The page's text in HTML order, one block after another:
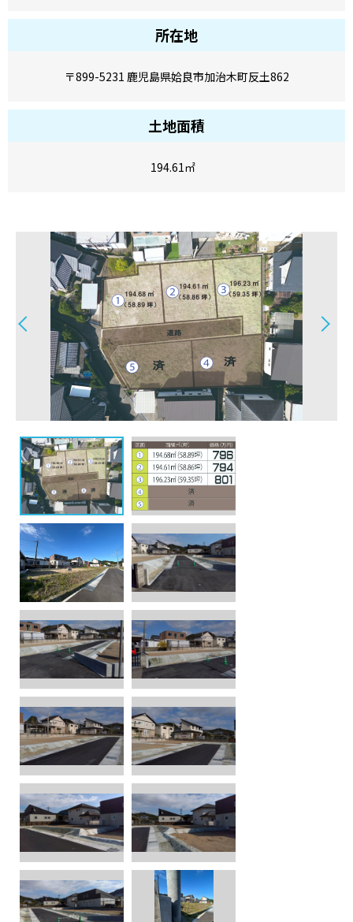
所在地
〒899-5231 鹿児島県姶良市加治木町反土862
土地面積
194.61㎡